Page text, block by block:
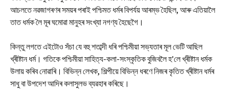
আচলতে নৱজাগৰণৰ সময়ৰ পৰাই পশ্চিমত ধর্মৰ বিপর্যয় আৰম্ভ হৈছিল, আৰু এতিয়ালৈ
তাত ধর্মক লৈ মূৰ ঘমোৱা মানুহৰ সংখ্যা নগণ্য হৈছেগৈ।
কিন্তু লগতে এইটোও সঁচা যে বহু শতাব্দী ধৰি পশ্চিমীয়া সভ্যতাৰ মূল ভেটি আছিল
খ্ৰীষ্টান ধর্ম। গতিকে পশ্চিমীয়া সাহিত্য-কলা-সংস্কৃতিক বুজিবলৈ হ’লে খ্ৰীষ্টান ধর্মক
উলায় কৰিব নোৱাৰি। বিভিন্ন লেখক, শিল্পীয়ে বিভিন্ন ধৰণে নিজৰ কৃতিত খ্ৰীষ্টান ধর্মৰ
সাধু বা উপদেশ আদিৰ কলাসুলভ ব্যৱহাৰ কৰিছে।